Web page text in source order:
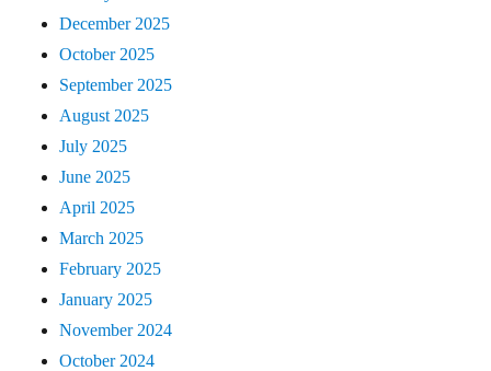
December 2025
October 2025
September 2025
August 2025
July 2025
June 2025
April 2025
March 2025
February 2025
January 2025
November 2024
October 2024